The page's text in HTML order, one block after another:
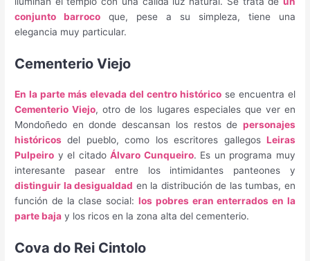
conjunto barroco que, pese a su simpleza, tiene una
elegancia muy particular.
Cementerio Viejo
En la parte más elevada del centro históricose encuentra el
Cementerio Viejo, otro de los lugares especiales que ver en
Mondoñedo en donde descansan los restos de personajes
históricos del pueblo, como los escritores gallegos Leiras
Pulpeiro y el citadoÁlvaro Cunqueiro. Es un programa muy
interesante pasear entre los intimidantes panteones y
distinguir la desigualdad en la distribución de las tumbas, en
función de la clase social: los pobres eran enterrados en la
parte baja y los ricos en la zona alta del cementerio.
Cova do Rei Cintolo